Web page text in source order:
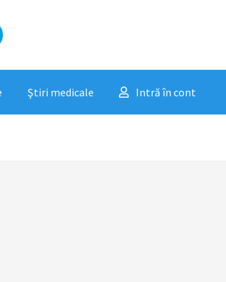
Ştiri medicale Intră în cont